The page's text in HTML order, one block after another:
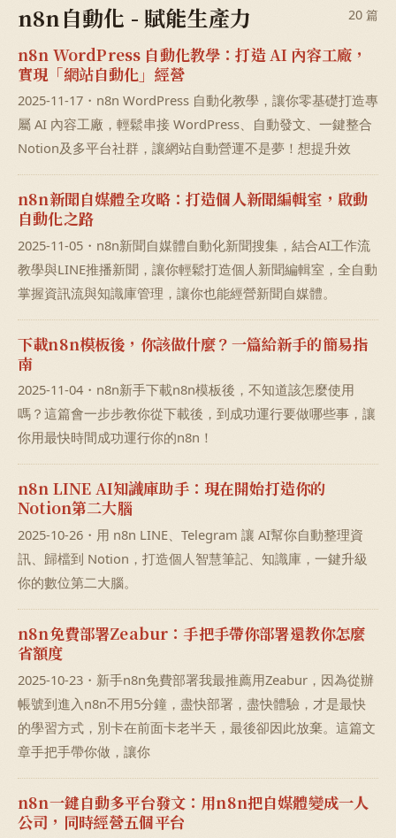
n8n自動化 - 賦能生產力 20 篇
n8n WordPress 自動化教學：打造 AI 內容工廠，
實現「網站自動化」經營
2025-11-17・n8n WordPress 自動化教學，讓你零基礎打造專
屬 AI 內容工廠，輕鬆串接 WordPress、自動發文、一鍵整合
Notion及多平台社群，讓網站自動營運不是夢！想提升效
n8n新聞自媒體全攻略：打造個人新聞編輯室，啟動
自動化之路
2025-11-05・n8n新聞自媒體自動化新聞搜集，結合AI工作流
教學與LINE推播新聞，讓你輕鬆打造個人新聞編輯室，全自動
掌握資訊流與知識庫管理，讓你也能經營新聞自媒體。
下載n8n模板後，你該做什麼？一篇給新手的簡易指
南
2025-11-04・n8n新手下載n8n模板後，不知道該怎麼使用
嗎？這篇會一步步教你從下載後，到成功運行要做哪些事，讓
你用最快時間成功運行你的n8n！
n8n LINE AI知識庫助手：現在開始打造你的
Notion第二大腦
2025-10-26・用 n8n LINE、Telegram 讓 AI幫你自動整理資
訊、歸檔到 Notion，打造個人智慧筆記、知識庫，一鍵升級
你的數位第二大腦。
n8n免費部署Zeabur：手把手帶你部署還教你怎麼
省額度
2025-10-23・新手n8n免費部署我最推薦用Zeabur，因為從辦
帳號到進入n8n不用5分鐘，盡快部署，盡快體驗，才是最快
的學習方式，別卡在前面卡老半天，最後卻因此放棄。這篇文
章手把手帶你做，讓你
n8n一鍵自動多平台發文：用n8n把自媒體變成一人
公司，同時經營五個平台